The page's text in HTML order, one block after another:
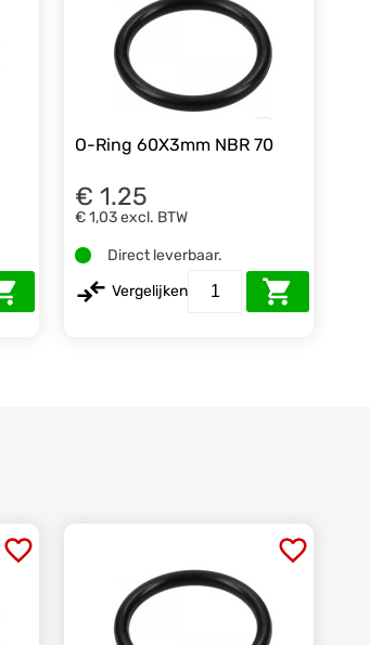
O-Ring 60X3mm NBR 70
€ 1.25
€ 1,03excl. BTW
Direct leverbaar.
Vergelijken